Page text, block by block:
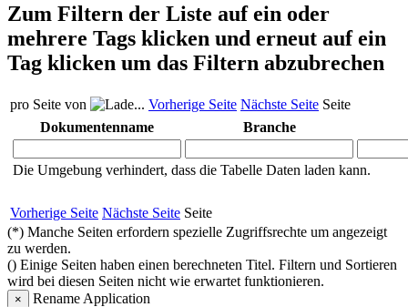
Zum Filtern der Liste auf ein oder
mehrere Tags klicken und erneut auf ein
Tag klicken um das Filtern abzubrechen
pro Seite von Vorherige Seite Nächste Seite Seite
Dokumentenname
Branche
Die Umgebung verhindert, dass die Tabelle Daten laden kann.
Vorherige Seite Nächste Seite Seite
(*) Manche Seiten erfordern spezielle Zugriffsrechte um angezeigt
zu werden.
() Einige Seiten haben einen berechneten Titel. Filtern und Sortieren
wird bei diesen Seiten nicht wie erwartet funktionieren.
×
Rename Application